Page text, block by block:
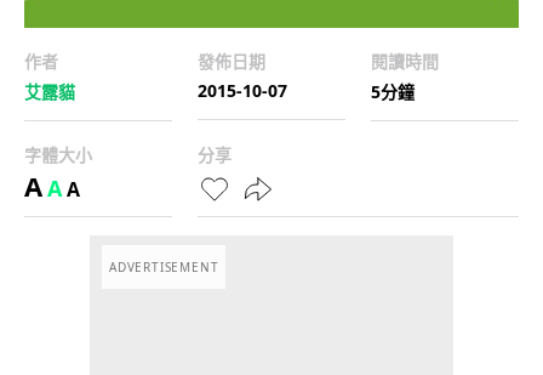
作者
艾露貓
發佈日期
2015-10-07
閱讀時間
5分鐘
字體大小
AAA
分享
ADVERTISEMENT